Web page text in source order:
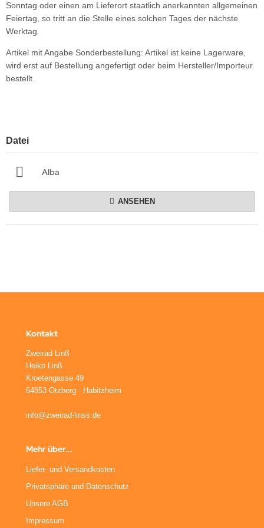
Sonntag oder einen am Lieferort staatlich anerkannten allgemeinen
Feiertag, so tritt an die Stelle eines solchen Tages der nächste
Werktag.
Artikel mit Angabe Sonderbestellung: Artikel ist keine Lagerware,
wird erst auf Bestellung angefertigt oder beim Hersteller/Importeur
bestellt.
Datei
Alba
ANSEHEN
Kontakt
Zweirad Linß
Heiko Linß
Kroetengasse 49
64853 Otzberg - Habitzheim
info@zweirad-linss.de
Mehr über...
Liefer- und Versandkosten
Privatsphäre und Datenschutz
Unsere AGB
Impressum